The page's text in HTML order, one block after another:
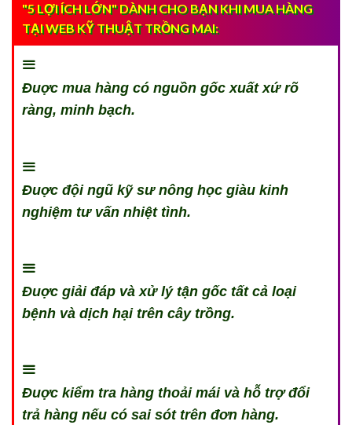
"5 LỢI ÍCH LỚN" DÀNH CHO BẠN KHI MUA HÀNG
TẠI WEB KỸ THUẬT TRỒNG MAI:
Đuợc mua hàng có nguồn gốc xuất xứ rõ
ràng, minh bạch.
Đuợc đội ngũ kỹ sư nông học giàu kinh
nghiệm tư vấn nhiệt tình.
Đuợc giải đáp và xử lý tận gốc tất cả loại
bệnh và dịch hại trên cây trồng.
Đuợc kiểm tra hàng thoải mái và hỗ trợ đổi
trả hàng nếu có sai sót trên đơn hàng.